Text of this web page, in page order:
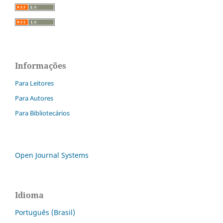
Informações
Para Leitores
Para Autores
Para Bibliotecários
Open Journal Systems
Idioma
Português (Brasil)